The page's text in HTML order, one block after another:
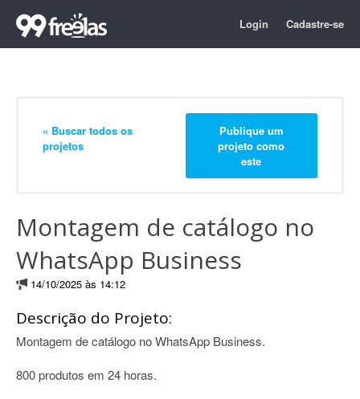
Login Cadastre-se
« Buscar todos os
projetos
Publique um
projeto como
este
Montagem de catálogo no
WhatsApp Business
14/10/2025 às 14:12
Descrição do Projeto:
Montagem de catálogo no WhatsApp Business.
800 produtos em 24 horas.